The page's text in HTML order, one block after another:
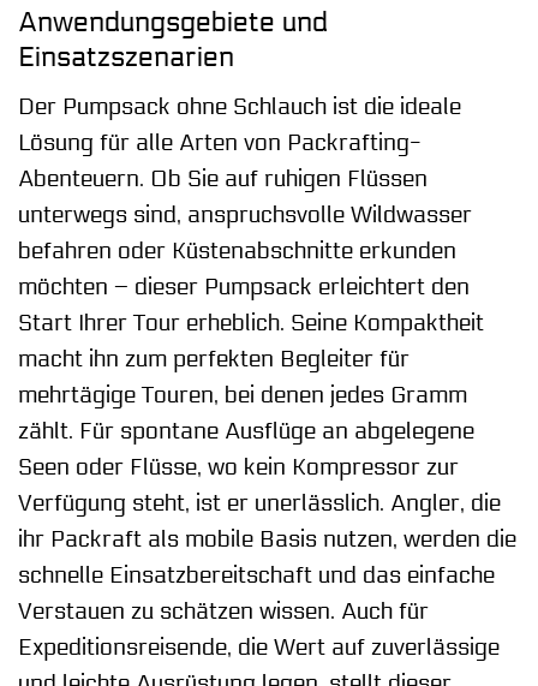
Anwendungsgebiete und
Einsatzszenarien
Der Pumpsack ohne Schlauch ist die ideale
Lösung für alle Arten von Packrafting-
Abenteuern. Ob Sie auf ruhigen Flüssen
unterwegs sind, anspruchsvolle Wildwasser
befahren oder Küstenabschnitte erkunden
möchten – dieser Pumpsack erleichtert den
Start Ihrer Tour erheblich. Seine Kompaktheit
macht ihn zum perfekten Begleiter für
mehrtägige Touren, bei denen jedes Gramm
zählt. Für spontane Ausflüge an abgelegene
Seen oder Flüsse, wo kein Kompressor zur
Verfügung steht, ist er unerlässlich. Angler, die
ihr Packraft als mobile Basis nutzen, werden die
schnelle Einsatzbereitschaft und das einfache
Verstauen zu schätzen wissen. Auch für
Expeditionsreisende, die Wert auf zuverlässige